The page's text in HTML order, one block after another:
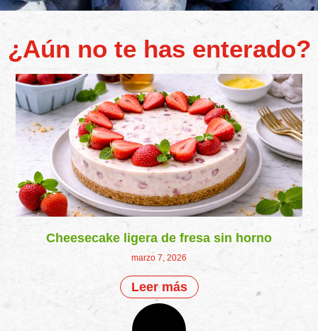
¿Aún no te has enterado?
Cheesecake ligera de fresa sin horno
marzo 7, 2026
Leer más